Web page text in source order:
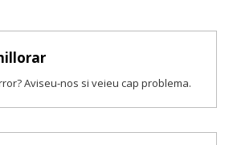
Aviseu-nos si veieu cap problema.